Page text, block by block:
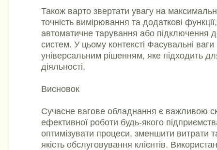
Також варто звертати увагу на
точність вимірювання та додаткові функції,
автоматичне тарування або підключення
систем. У цьому контексті Фасувальні ваги
універсальним рішенням, яке підходить
діяльності.
Висновок
Сучасне вагове обладнання є важливою
ефективної роботи будь-якого
оптимізувати процеси, зменшити витрати
якість обслуговування клієнтів.